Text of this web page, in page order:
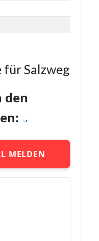
Salzweg
den
MELDEN